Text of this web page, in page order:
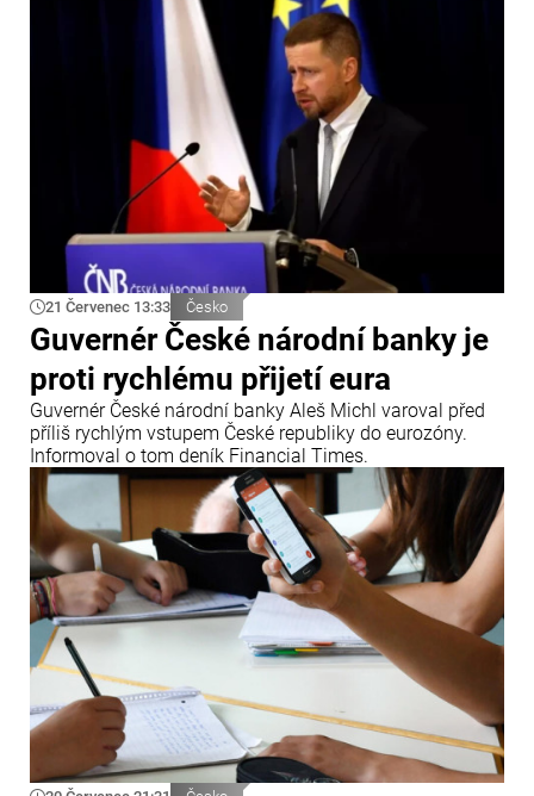
21 Červenec 13:33 Česko
Guvernér České národní banky je
proti rychlému přijetí eura
Guvernér České národní banky Aleš Michl varoval před
příliš rychlým vstupem České republiky do eurozóny.
Informoval o tom deník Financial Times.